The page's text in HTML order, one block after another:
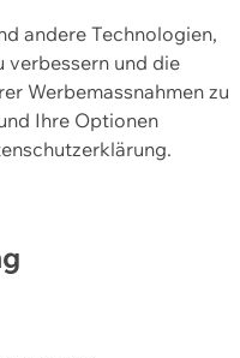
andere Technologien,
verbessern und die
Werbemassnahmen zu
Ihre Optionen